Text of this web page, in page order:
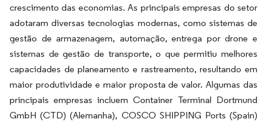
crescimento das economias. As principais empresas do setor
adotaram diversas tecnologias modernas, como sistemas de
gestão de armazenagem, automação, entrega por drone e
sistemas de gestão de transporte, o que permitiu melhores
capacidades de planeamento e rastreamento, resultando em
maior produtividade e maior proposta de valor. Algumas das
principais empresas incluem Container Terminal Dortmund
GmbH (CTD) (Alemanha), COSCO SHIPPING Ports (Spain)